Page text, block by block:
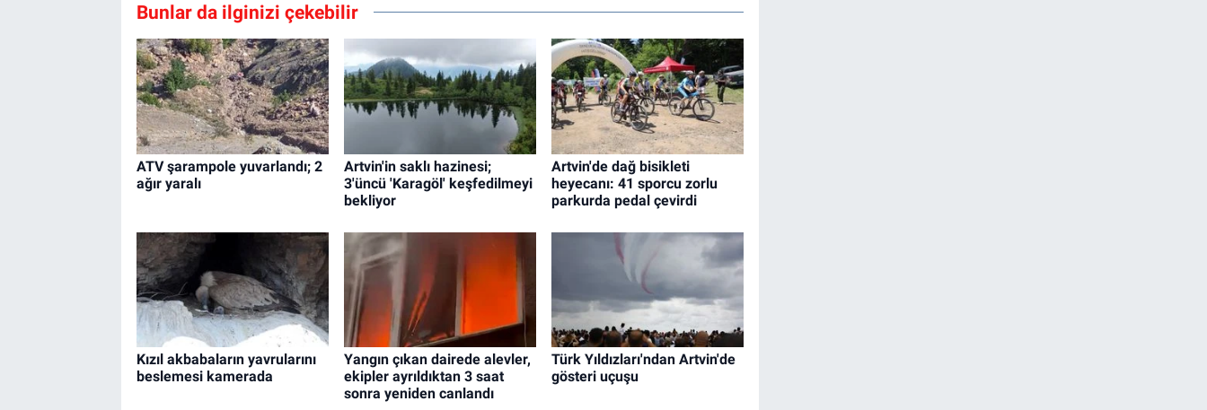
Bunlar da ilginizi çekebilir
ATV şarampole yuvarlandı; 2
ağır yaralı
Artvin'in saklı hazinesi;
3'üncü 'Karagöl' keşfedilmeyi
bekliyor
Artvin'de dağ bisikleti
heyecanı: 41 sporcu zorlu
parkurda pedal çevirdi
Kızıl akbabaların yavrularını
beslemesi kamerada
Yangın çıkan dairede alevler,
ekipler ayrıldıktan 3 saat
sonra yeniden canlandı
Türk Yıldızları'ndan Artvin'de
gösteri uçuşu